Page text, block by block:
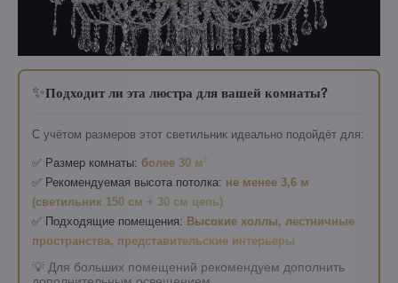
✨Подходит ли эта люстра для вашей комнаты?
С учётом размеров этот светильник идеально подойдёт для:
✅ Размер комнаты: более 30 м²
✅ Рекомендуемая высота потолка: не менее 3,6 м
(светильник 150 см + 30 см цепь)
✅ Подходящие помещения: Высокие холлы, лестничные
пространства, представительские интерьеры
💡 Для больших помещений рекомендуем дополнить